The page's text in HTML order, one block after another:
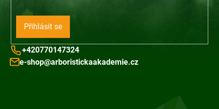
Přihlásit se
+420770147324
e-shop@arboristickaakademie.cz